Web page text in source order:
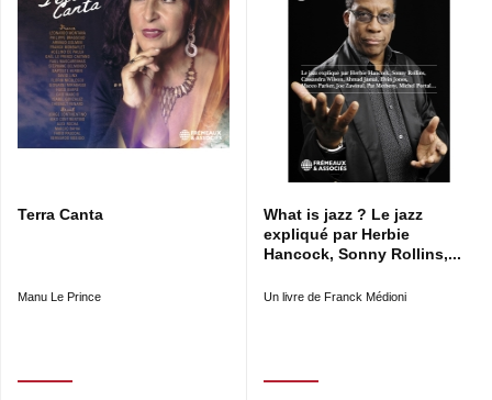
Terra Canta
Manu Le Prince
What is jazz ? Le jazz
expliqué par Herbie
Hancock, Sonny Rollins,...
Un livre de Franck Médioni